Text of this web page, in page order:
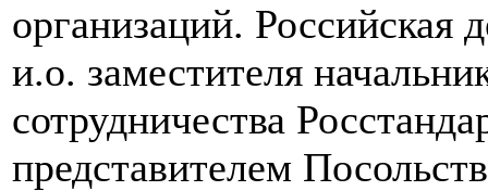
организаций. Российская
и.о. заместителя
сотрудничества
представителем